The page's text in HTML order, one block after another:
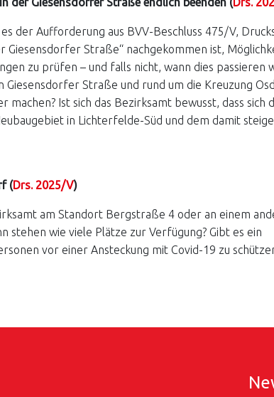
der Aufforderung aus BVV-Beschluss 475/V,
Giesensdorfer Straße“ nachgekommen ist,
zu prüfen – und falls nicht, wann dies passieren
Giesensdorfer Straße und rund um die Kreuzung
machen? Ist sich das Bezirksamt bewusst, dass sich
in Lichterfelde-Süd und dem damit
(Drs. 2025/V)
am Standort Bergstraße 4 oder an einem
stehen wie viele Plätze zur Verfügung? Gibt es ein
vor einer Ansteckung mit Covid-19 zu